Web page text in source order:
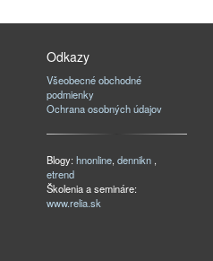
Odkazy
Všeobecné obchodné
podmienky
Ochrana osobných údajov
Blogy:hnonline,dennikn ,
etrend
Školenia a semináre:
www.relia.sk